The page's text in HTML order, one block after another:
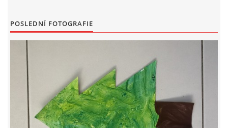
HÁDANKY K TÉMATU JARO, LÉTO, PODZIM,ZIMA
PÍSNĚ K TÉMATU JARO
BÁSNĚ K TÉMATU JARO
POHYBOVÉ AKTIVITY NA TÉMA JARO
POSLEDNÍ FOTOGRAFIE